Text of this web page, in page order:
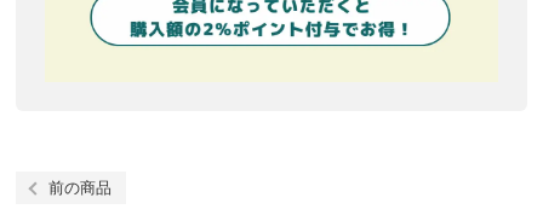
前の商品